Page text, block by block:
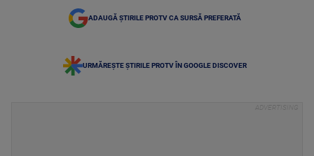
ADAUGĂ ȘTIRILE PROTV CA SURSĂ PREFERATĂ
URMĂREȘTE ȘTIRILE PROTV ÎN GOOGLE DISCOVER